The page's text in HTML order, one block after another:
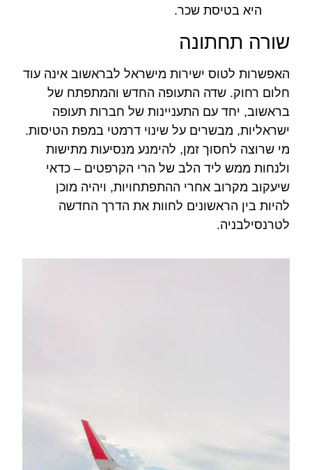
היא בטיסת שכר.
שורה תחתונה
האפשרות לטוס ישירות מישראל לבראשוב אינה עוד
חלום רחוק. שדה התעופה החדש והמתפתח של
בראשוב, יחד עם התעניינות של חברות תעופה
ישראליות, מבשרים על שינוי דרמטי במפת הטיסות.
מי שרוצה לחסוך זמן, להימנע מנסיעות מתישות
ולנחות ממש ליד הלב של הרי הקרפטים – כדאי
שיעקוב מקרוב אחרי ההתפתחויות, ויהיה מוכן
להיות בין הראשונים לחוות את הדרך החדשה
לטרנסילבניה.